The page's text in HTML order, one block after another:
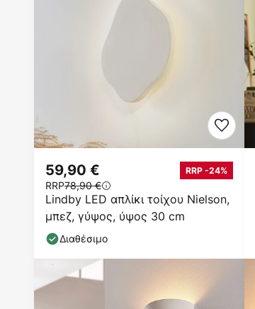
Lindby LED απλίκι τοίχου Nielson,
μπεζ, γύψος, ύψος 30 cm
59,90 € RRP -24%
RRP78,90 €
Διαθέσιμο